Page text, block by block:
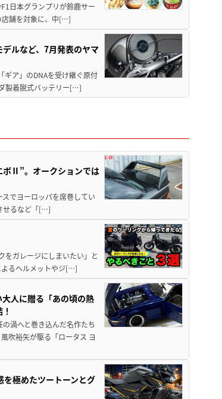
日本グランプリが鈴鹿サー
店舗を対象に、中[…]
ルなど、7月発表のヤマ
ギア」のDNAを受け継ぐ原付
製着脱式バッテリー[…]
ボⅡ”。オークションでは
でヨーロッパを席巻してい
せるなど「[…]
をガレージにしまいたい」と
よるヘルメットやジ[…]
人に贈る「あの頃の熱
渦へと巻き込んだ名作たち
吹裕矢が駆る「ロータス ヨ
を極めたツートーンとグ